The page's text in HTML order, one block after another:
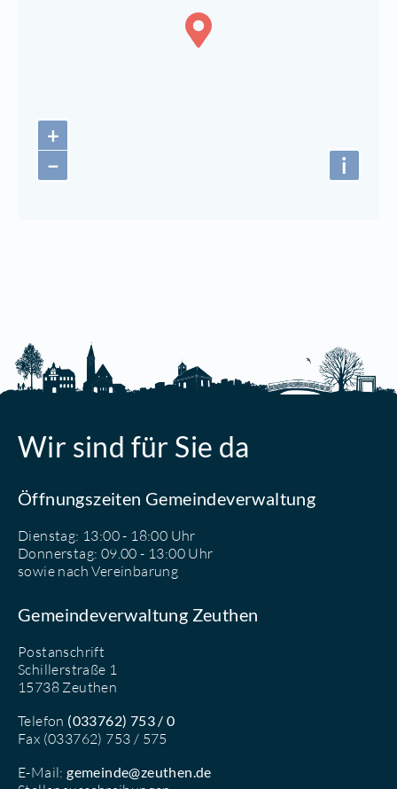
+
−
i
Wir sind für Sie da
Öffnungszeiten Gemeindeverwaltung
Dienstag: 13:00 - 18:00 Uhr
Donnerstag: 09.00 - 13:00 Uhr
sowie nach Vereinbarung
Gemeindeverwaltung Zeuthen
Postanschrift
Schillerstraße 1
15738 Zeuthen
Telefon (033762) 753 / 0
Fax (033762) 753 / 575
E-Mail:gemeinde@zeuthen.de